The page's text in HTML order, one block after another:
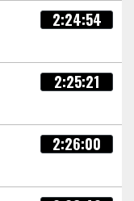
2:24:54
2:25:21
2:26:00